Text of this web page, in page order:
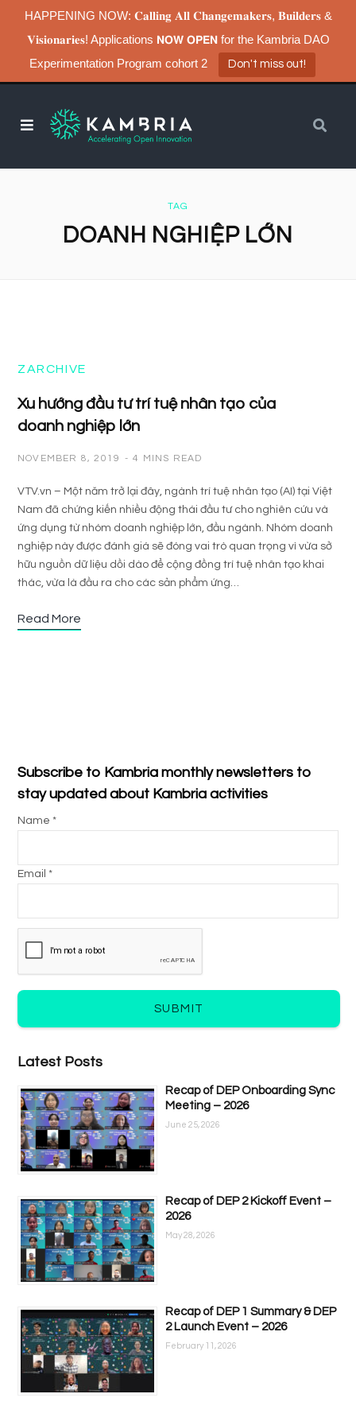
HAPPENING NOW: 𝐂𝐚𝐥𝐥𝐢𝐧𝐠 𝐀𝐥𝐥 𝐂𝐡𝐚𝐧𝐠𝐞𝐦𝐚𝐤𝐞𝐫𝐬, 𝐁𝐮𝐢𝐥𝐝𝐞𝐫𝐬 &
𝐕𝐢𝐬𝐢𝐨𝐧𝐚𝐫𝐢𝐞𝐬! Applications 𝗡𝗢𝗪 𝗢𝗣𝗘𝗡 for the Kambria DAO
Experimentation Program cohort 2
Don't miss out!
TAG
DOANH NGHIỆP LỚN
ZARCHIVE
Xu hướng đầu tư trí tuệ nhân tạo của
doanh nghiệp lớn
NOVEMBER 8, 2019 4 MINS READ
VTV.vn – Một năm trở lại đây, ngành trí tuệ nhân tạo (AI) tại Việt
Nam đã chứng kiến nhiều động thái đầu tư cho nghiên cứu và
ứng dụng từ nhóm doanh nghiệp lớn, đầu ngành. Nhóm doanh
nghiệp này được đánh giá sẽ đóng vai trò quan trọng vì vừa sở
hữu nguồn dữ liệu dồi dào để cộng đồng trí tuệ nhân tạo khai
thác, vừa là đầu ra cho các sản phẩm ứng…
Read More
Subscribe to Kambria monthly newsletters to
stay updated about Kambria activities
Name *
Email *
SUBMIT
Latest Posts
Recap of DEP Onboarding Sync
Meeting – 2026
June 25, 2026
Recap of DEP 2 Kickoff Event –
2026
May 28, 2026
Recap of DEP 1 Summary & DEP
2 Launch Event – 2026
February 11, 2026